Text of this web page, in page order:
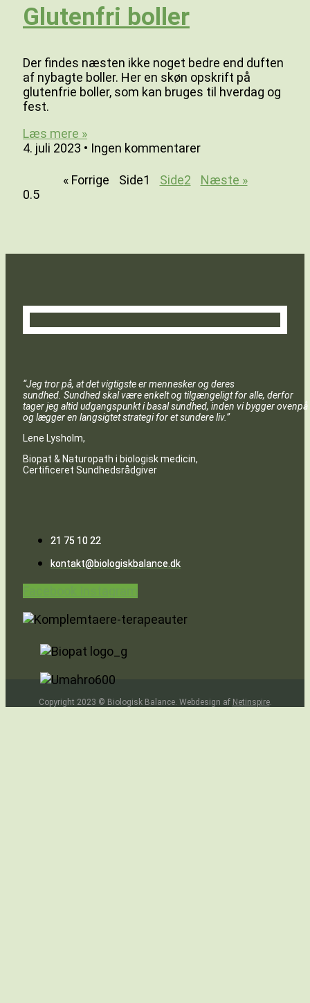
Glutenfri boller
Der findes næsten ikke noget bedre end duften
af nybagte boller. Her en skøn opskrift på
glutenfrie boller, som kan bruges til hverdag og
fest.
Læs mere »
4. juli 2023
Ingen kommentarer
« Forrige Side1 Side2 Næste »
“Jeg tror på, at det vigtigste er mennesker og deres
sundhed. Sundhed skal være enkelt og tilgængeligt for alle, derfor
tager jeg altid udgangspunkt i basal sundhed, inden vi bygger ovenpå
og lægger en langsigtet strategi for et sundere liv.”
Lene Lysholm,
Biopat & Naturopath i biologisk medicin,
Certificeret Sundhedsrådgiver
21 75 10 22
kontakt@biologiskbalance.dk
Copyright 2023 © Biologisk Balance. Webdesign af Netinspire.